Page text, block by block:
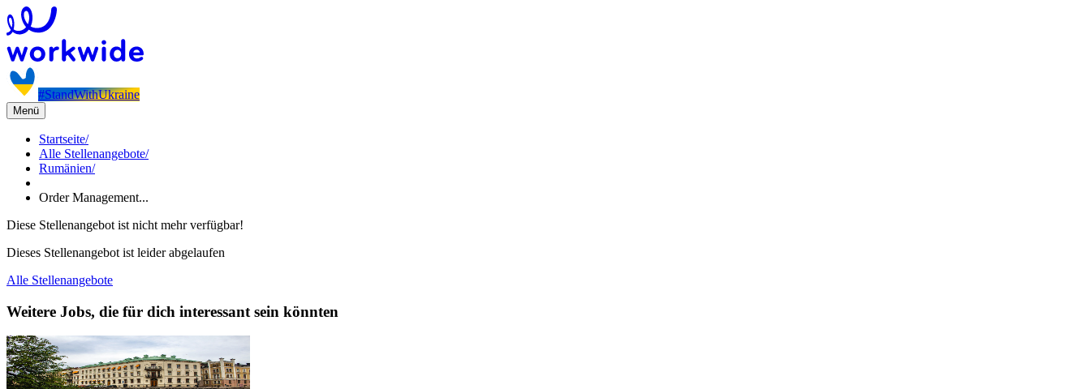
#StandWithUkraine
Menü
Startseite/
Alle Stellenangebote/
Rumänien/
Order Management...
Diese Stellenangebot ist nicht mehr verfügbar!
Dieses Stellenangebot ist leider abgelaufen
Alle Stellenangebote
Weitere Jobs, die für dich interessant sein könnten